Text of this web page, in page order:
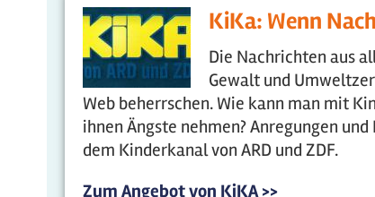
KiKa: Wenn
Die Nachrichten aus
Gewalt und
Web beherrschen. Wie kann man mit
ihnen Ängste nehmen? Anregungen
dem Kinderkanal von ARD und ZDF.
Zum Angebot von KiKA >>